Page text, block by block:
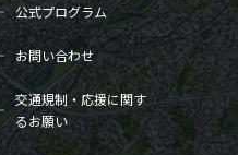
公式プログラム
お問い合わせ
交通規制・応援に関す
るお願い